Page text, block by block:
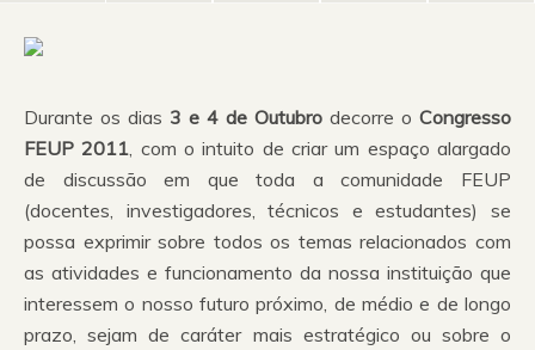
Durante os dias 3 e 4 de Outubro decorre o Congresso
FEUP 2011, com o intuito de criar um espaço alargado
de discussão em que toda a comunidade FEUP
(docentes, investigadores, técnicos e estudantes) se
possa exprimir sobre todos os temas relacionados com
as atividades e funcionamento da nossa instituição que
interessem o nosso futuro próximo, de médio e de longo
prazo, sejam de caráter mais estratégico ou sobre o